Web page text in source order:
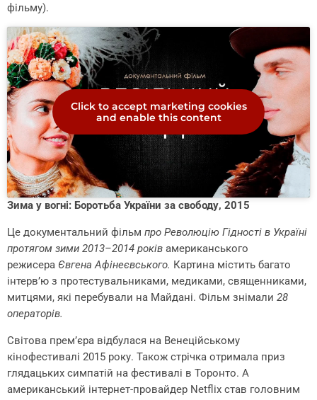
фільму).
Click to accept marketing cookies
and enable this content
Зима у вогні: Боротьба України за свободу, 2015
Це документальний фільм про Революцію Гідності в Україні
протягом зими 2013–2014 років американського
режисера Євгена Афінеєвського. Картина містить багато
інтерв’ю з протестувальниками, медиками, священниками,
митцями, які перебували на Майдані. Фільм знімали 28
операторів.
Світова прем’єра відбулася на Венеційському
кінофестивалі 2015 року. Також стрічка отримала приз
глядацьких симпатій на фестивалі в Торонто. А
американський інтернет-провайдер Netflix став головним